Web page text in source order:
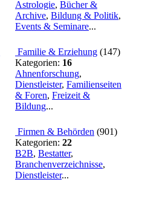
Astrologie, Bücher &
Archive, Bildung & Politik,
Events & Seminare...
Familie & Erziehung (147)
Kategorien: 16
Ahnenforschung,
Dienstleister, Familienseiten
& Foren, Freizeit &
Bildung...
Firmen & Behörden (901)
Kategorien: 22
B2B, Bestatter,
Branchenverzeichnisse,
Dienstleister...